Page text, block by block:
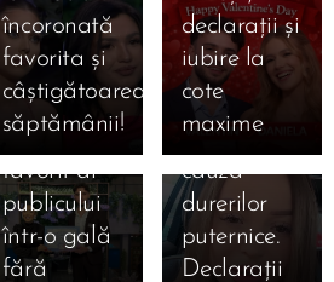
încoronată
favorita și
câștigătoarea
săptămânii!
declarații și
iubire la
cote
maxime
Iubirii”,
Gala din
25 ianuarie
2026:
Valentin,
favorit al
publicului
într-o gală
fără
și-a
îngrijorat
fanii. A
ajuns la
spital din
cauza
durerilor
puternice.
Declarații
Casa
Iubirii,
sezonul 5:
Cine sunt
cei 14
concurenți
care au
intrat luni,
12.01.2026